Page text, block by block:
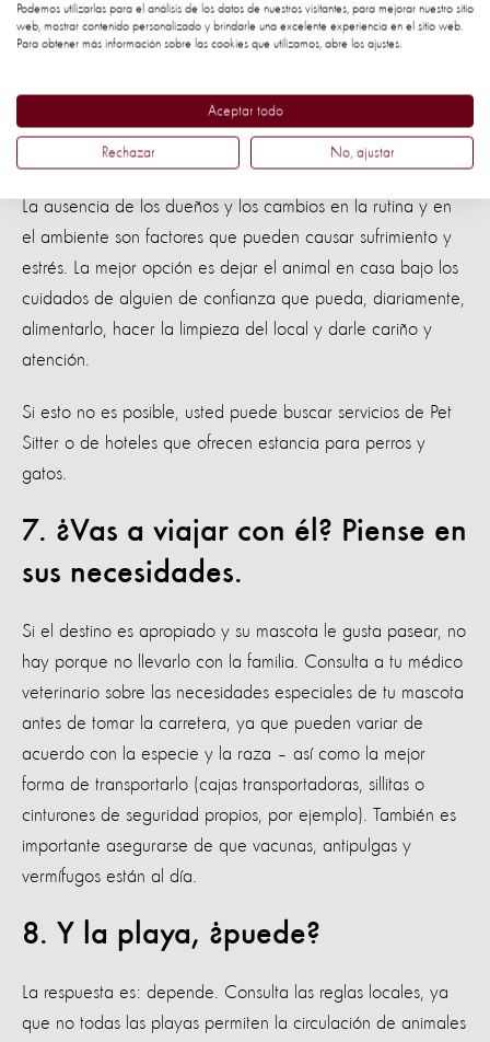
efectos del alcohol. Por eso no les des ni una gota de
alcohol.
6. ¿Vas a viajar sin tu mascota?
Nunca lo dejes solo
La ausencia de los dueños y los cambios en la rutina y en
el ambiente son factores que pueden causar sufrimiento y
estrés. La mejor opción es dejar el animal en casa bajo los
cuidados de alguien de confianza que pueda, diariamente,
alimentarlo, hacer la limpieza del local y darle cariño y
atención.
Si esto no es posible, usted puede buscar servicios de Pet
Sitter o de hoteles que ofrecen estancia para perros y
gatos.
7. ¿Vas a viajar con él? Piense en
sus necesidades.
Si el destino es apropiado y su mascota le gusta pasear, no
hay porque no llevarlo con la familia. Consulta a tu médico
veterinario sobre las necesidades especiales de tu mascota
antes de tomar la carretera, ya que pueden variar de
acuerdo con la especie y la raza – así como la mejor
forma de transportarlo (cajas transportadoras, sillitas o
cinturones de seguridad propios, por ejemplo). También es
importante asegurarse de que vacunas, antipulgas y
vermífugos están al día.
8. Y la playa, ¿puede?
La respuesta es: depende. Consulta las reglas locales, ya
que no todas las playas permiten la circulación de animales
Podemos utilizarlas para el análisis de los datos de nuestros visitantes, para mejorar nuestro sitio
web, mostrar contenido personalizado y brindarle una excelente experiencia en el sitio web.
Para obtener más información sobre las cookies que utilizamos, abre los ajustes.
Aceptar todo
Rechazar No, ajustar